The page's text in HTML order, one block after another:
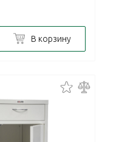
В корзину